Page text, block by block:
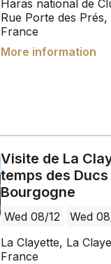
Haras national de
Rue Porte des Prés,
France
More information
Visite de La
temps des Ducs
Bourgogne
Wed 08/12
Wed
La Clayette, La
France